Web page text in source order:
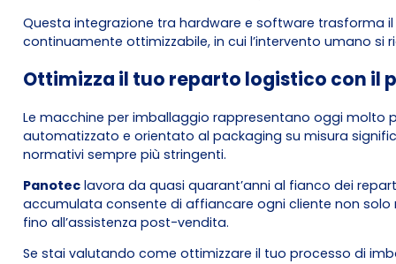
Questa integrazione tra hardware e software trasforma
continuamente ottimizzabile, in cui l’intervento umano
Ottimizza il tuo reparto logistico con il
Le macchine per imballaggio rappresentano oggi molto
automatizzato e orientato al packaging su misura
normativi sempre più stringenti.
Panoteclavora da quasi quarant’anni al fianco dei
accumulata consente di affiancare ogni cliente non solo
fino all’assistenza post-vendita.
Se stai valutando come ottimizzare il tuo processo di